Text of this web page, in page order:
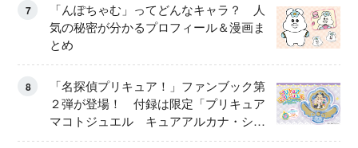
7
「んぽちゃむ」ってどんなキャラ？ 人
気の秘密が分かるプロフィール＆漫画ま
とめ
8
「名探偵プリキュア！」ファンブック第
２弾が登場！ 付録は限定「プリキュア
マコトジュエル キュアアルカナ・シャ
ドウ アイスver.」 キュアエクレールを